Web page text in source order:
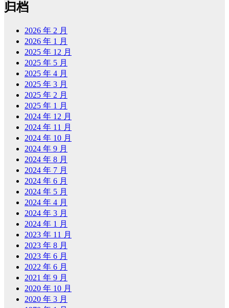
归档
2026 年 2 月
2026 年 1 月
2025 年 12 月
2025 年 5 月
2025 年 4 月
2025 年 3 月
2025 年 2 月
2025 年 1 月
2024 年 12 月
2024 年 11 月
2024 年 10 月
2024 年 9 月
2024 年 8 月
2024 年 7 月
2024 年 6 月
2024 年 5 月
2024 年 4 月
2024 年 3 月
2024 年 1 月
2023 年 11 月
2023 年 8 月
2023 年 6 月
2022 年 6 月
2021 年 9 月
2020 年 10 月
2020 年 3 月